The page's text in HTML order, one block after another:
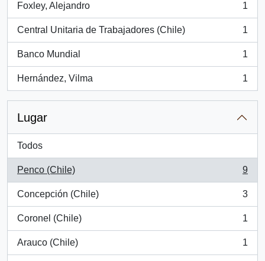
Foxley, Alejandro
, 1 resultados
1
Central Unitaria de Trabajadores (Chile)
, 1 resultados
1
Banco Mundial
, 1 resultados
1
Hernández, Vilma
, 1 resultados
1
Lugar
Todos
Penco (Chile)
, 9 resultados
9
Concepción (Chile)
, 3 resultados
3
Coronel (Chile)
, 1 resultados
1
Arauco (Chile)
, 1 resultados
1